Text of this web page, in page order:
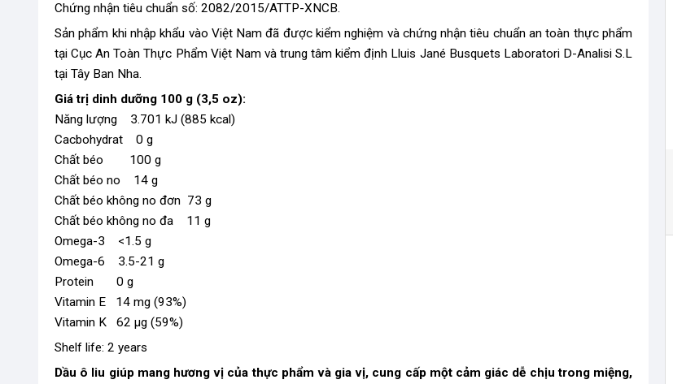
Chứng nhận tiêu chuẩn số: 2082/2015/ATTP-XNCB.
Sản phẩm khi nhập khẩu vào Việt Nam đã được kiểm nghiệm và chứng nhận tiêu chuẩn an toàn thực phẩm
tại Cục An Toàn Thực Phẩm Việt Nam và trung tâm kiểm định Lluis Jané Busquets Laboratori D-Analisi S.L
tại Tây Ban Nha.
Giá trị dinh dưỡng 100 g (3,5 oz):
Năng lượng 3.701 kJ (885 kcal)
Cacbohydrat 0 g
Chất béo 100 g
Chất béo no 14 g
Chất béo không no đơn 73 g
Chất béo không no đa 11 g
Omega-3 <1.5 g
Omega-6 3.5-21 g
Protein 0 g
Vitamin E 14 mg (93%)
Vitamin K 62 μg (59%)
Shelf life: 2 years
Dầu ô liu giúp mang hương vị của thực phẩm và gia vị, cung cấp một cảm giác dễ chịu trong miệng,